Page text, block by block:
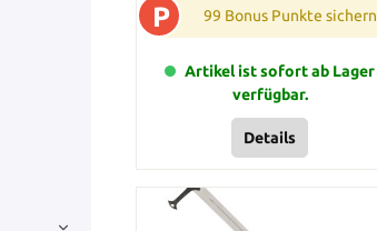
P 99 Bonus Punkte sichern
Artikel ist sofort ab Lager
verfügbar.
Details